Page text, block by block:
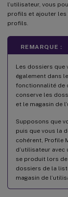
l’utilisateur, vous
profils et ajouter les
profils.
REMARQUE :
Les dossiers que
également dans
fonctionnalité de
conserve les
et le magasin de
Supposons que
puis que vous la
cohérent, Profile
d’utilisateur
se produit lors de
dossiers de la
magasin de